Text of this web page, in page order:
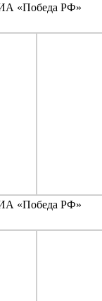
«Победа РФ»
«Победа РФ»